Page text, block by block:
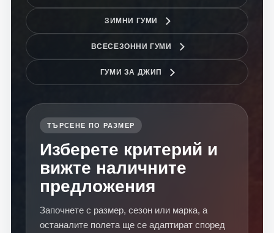
ЗИМНИ ГУМИ
ВСЕСЕЗОННИ ГУМИ
ГУМИ ЗА ДЖИП
ТЪРСЕНЕ ПО РАЗМЕР
Изберете критерий и
вижте наличните
предложения
Започнете с размер, сезон или марка, а
останалите полета ще се адаптират според